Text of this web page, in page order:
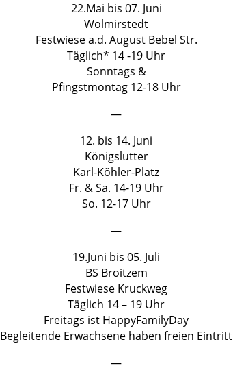
22.Mai bis 07. Juni
Wolmirstedt
Festwiese a.d. August Bebel Str.
Täglich* 14 -19 Uhr
Sonntags &
Pfingstmontag 12-18 Uhr
—
12. bis 14. Juni
Königslutter
Karl-Köhler-Platz
Fr. & Sa. 14-19 Uhr
So. 12-17 Uhr
—
19.Juni bis 05. Juli
BS Broitzem
Festwiese Kruckweg
Täglich 14 – 19 Uhr
Freitags ist HappyFamilyDay
Begleitende Erwachsene haben freien Eintritt
—